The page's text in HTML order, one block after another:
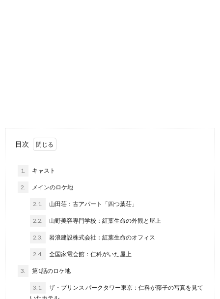
目次
1. キャスト
2. メインのロケ地
2.1. 山田荘：古アパート「四つ葉荘」
2.2. 山野美容専門学校：紅葉生命の外観と屋上
2.3. 岩浪建設株式会社：紅葉生命のオフィス
2.4. 全国家電会館：仁科がいた屋上
3. 第1話のロケ地
3.1.
ザ・プリンス パークタワー東京：仁科が藤子の写真を見て